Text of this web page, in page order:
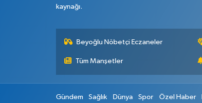
kaynağı.
Beyoğlu Nöbetçi Eczaneler
Tüm Manşetler
Gündem Sağlık Dünya Spor Özel Haber